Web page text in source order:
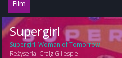
Film
Supergirl
Supergirl: Woman of Tomorrow
Reżyseria: Craig Gillespie